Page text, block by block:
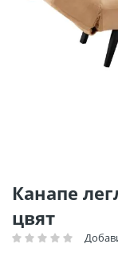
Канапе
цвят
Рейтинг:
Преминете
към
началото
на